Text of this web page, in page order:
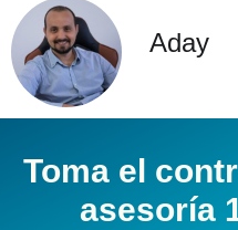
Aday
Toma el
asesoría